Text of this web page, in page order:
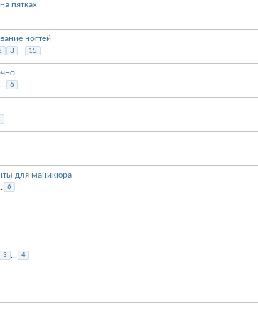
пятках
ногтей
3 ... 15
... 6
для маникюра
6
3 ... 4